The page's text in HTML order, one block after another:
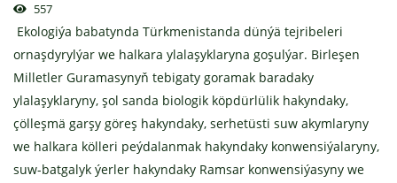
557
Ekologiýa babatynda Türkmenistanda dünýä tejribeleri
ornaşdyrylýar we halkara ylalaşyklaryna goşulýar. Birleşen
Milletler Guramasynyň tebigaty goramak baradaky
ylalaşyklaryny, şol sanda biologik köpdürlülik hakyndaky,
çölleşmä garşy göreş hakyndaky, serhetüsti suw akymlaryny
we halkara kölleri peýdalanmak hakyndaky konwensiýalaryny,
suw-batgalyk ýerler hakyndaky Ramsar konwensiýasyny we